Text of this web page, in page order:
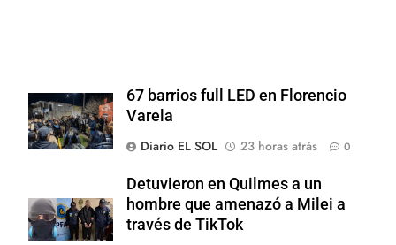
67 barrios full LED en Florencio
Varela
Diario EL SOL
23 horas atrás 0
Detuvieron en Quilmes a un
hombre que amenazó a Milei a
través de TikTok